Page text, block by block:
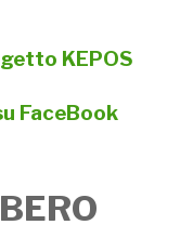
KEPOS
FaceBook